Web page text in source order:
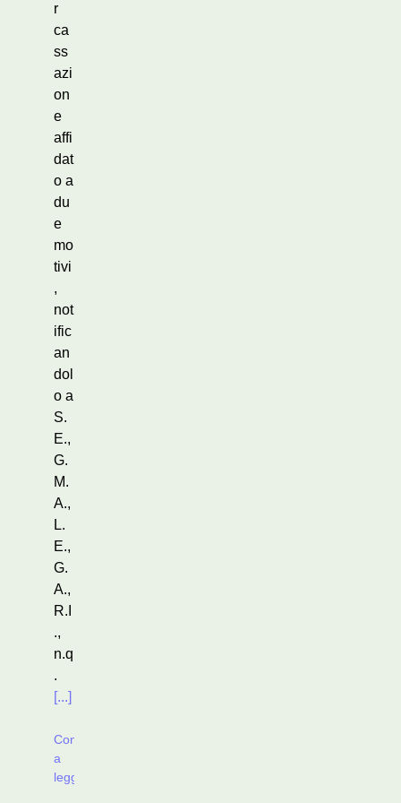
r
ca
ss
azi
on
e
affi
dat
o a
du
e
mo
tivi
,
not
ific
an
dol
o a
S.
E.,
G.
M.
A.,
L.
E.,
G.
A.,
R.I
.,
n.q
.
[...]
Continua
a
leggere